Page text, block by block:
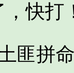
快打
拼命